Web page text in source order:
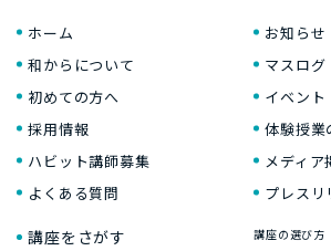
ホーム
和からについて
初めての方へ
採用情報
ハビット講師募集
よくある質問
お知らせ
マスログ
イベント
体験授業
メディア
プレスリ
講座をさがす
講座の選び方